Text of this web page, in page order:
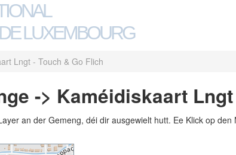
LUXEMBOURG
Lngt - Touch & Go Flich
-> Kaméidiskaart
an der Gemeng, déi dir ausgewielt hutt. Ee Klick op